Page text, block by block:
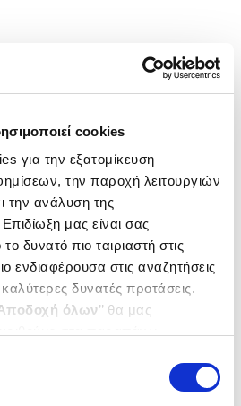
cookies
για την εξατομίκευση
την παροχή λειτουργιών
την ανάλυση της
μας είναι σας
δυνατό πιο ταιριαστή στις
ενδιαφέρουσα στις αναζητήσεις
δυνατές προτάσεις.
όλων’’ θα μας
από τα παρακάτω με την
΄΄και να ενημερωθείτε σχετικά με